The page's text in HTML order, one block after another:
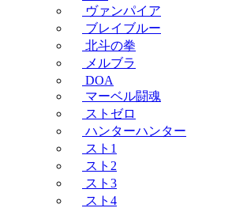
ヴァンパイア
ブレイブルー
北斗の拳
メルブラ
DOA
マーベル闘魂
ストゼロ
ハンターハンター
スト1
スト2
スト3
スト4